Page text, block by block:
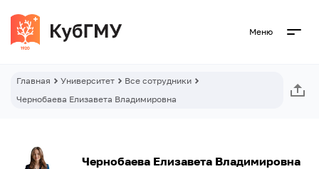
Меню
Главная Университет
Все сотрудники
Чернобаева Елизавета Владимировна
Чернобаева Елизавета Владимировна